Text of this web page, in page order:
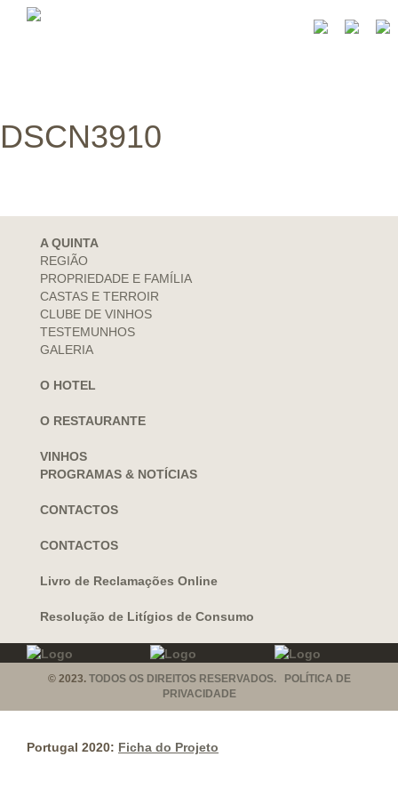
DSCN3910
A QUINTA
REGIÃO
PROPRIEDADE E FAMÍLIA
CASTAS E TERROIR
CLUBE DE VINHOS
TESTEMUNHOS
GALERIA
O HOTEL
O RESTAURANTE
VINHOS
PROGRAMAS & NOTÍCIAS
CONTACTOS
CONTACTOS
Livro de Reclamações Online
Resolução de Litígios de Consumo
© 2023. TODOS OS DIREITOS RESERVADOS. POLÍTICA DE
PRIVACIDADE
Portugal 2020: Ficha do Projeto